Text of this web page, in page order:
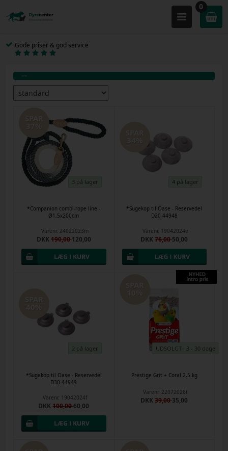
0
Gode priser & god service
3 på lager
*Companion combi-rope line -
Ø1,5x200cm
Varenr. 24022023m
DKK190,00120,00
4 på lager
*Sugekop til Oase - Reservedel
D20 44948
Varenr. 19042024e
DKK76,0050,00
2 på lager
*Sugekop til Oase - Reservedel
D30 44949
Varenr. 19042024f
DKK100,0060,00
UDSOLGT i 3 - 30 dage
Prestige Grit + Coral 2,5 kg
Varenr. 22072026t
DKK39,0035,00